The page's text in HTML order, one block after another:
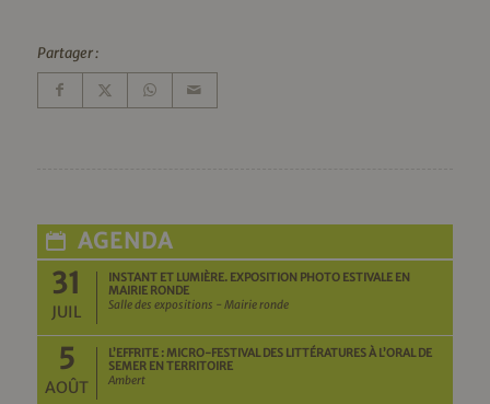
Partager :
AGENDA
31
JUIL
INSTANT ET LUMIÈRE. EXPOSITION PHOTO ESTIVALE EN
MAIRIE RONDE
Salle des expositions - Mairie ronde
5
AOÛT
L’EFFRITE : MICRO-FESTIVAL DES LITTÉRATURES À L’ORAL DE
SEMER EN TERRITOIRE
Ambert